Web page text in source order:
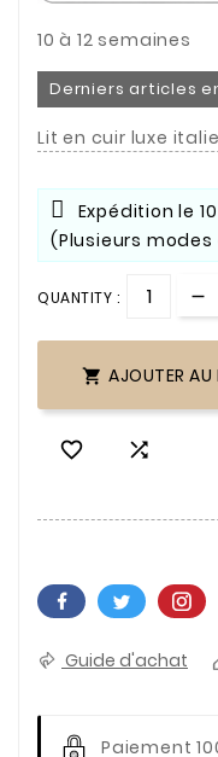
10 à 12 semaines
Derniers articles
Lit en cuir luxe
Expédition le
(Plusieurs
QUANTITY :
 AJOUTER AU
 
Guide d'achat
Paiement